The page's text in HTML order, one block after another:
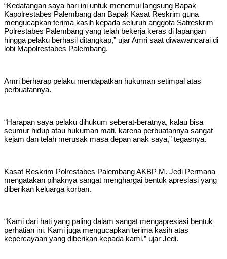
“Kedatangan saya hari ini untuk menemui langsung Bapak
Kapolrestabes Palembang dan Bapak Kasat Reskrim guna
mengucapkan terima kasih kepada seluruh anggota Satreskrim
Polrestabes Palembang yang telah bekerja keras di lapangan
hingga pelaku berhasil ditangkap,” ujar Amri saat diwawancarai di
lobi Mapolrestabes Palembang.
Amri berharap pelaku mendapatkan hukuman setimpal atas
perbuatannya.
“Harapan saya pelaku dihukum seberat-beratnya, kalau bisa
seumur hidup atau hukuman mati, karena perbuatannya sangat
kejam dan telah merusak masa depan anak saya,” tegasnya.
Kasat Reskrim Polrestabes Palembang AKBP M. Jedi Permana
mengatakan pihaknya sangat menghargai bentuk apresiasi yang
diberikan keluarga korban.
“Kami dari hati yang paling dalam sangat mengapresiasi bentuk
perhatian ini. Kami juga mengucapkan terima kasih atas
kepercayaan yang diberikan kepada kami,” ujar Jedi.